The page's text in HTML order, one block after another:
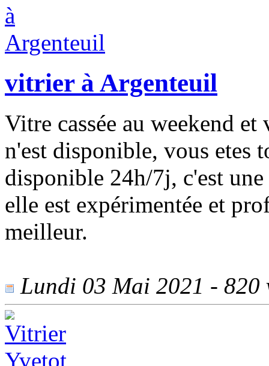
vitrier à Argenteuil
Vitre cassée au weekend
n'est disponible, vous etes
disponible 24h/7j, c'est
elle est expérimentée et
meilleur.
Lundi 03 Mai 2021 - 820